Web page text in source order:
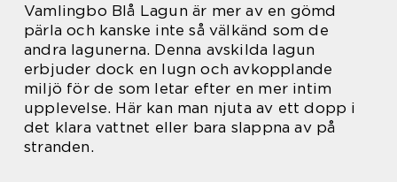
Vamlingbo Blå Lagun är mer av en gömd
pärla och kanske inte så välkänd som de
andra lagunerna. Denna avskilda lagun
erbjuder dock en lugn och avkopplande
miljö för de som letar efter en mer intim
upplevelse. Här kan man njuta av ett dopp i
det klara vattnet eller bara slappna av på
stranden.